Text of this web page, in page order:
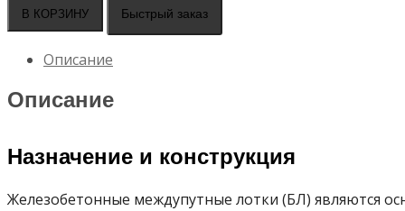
Междупутные
лотки
водоотводные
устройства
для
В КОРЗИНУ Быстрый заказ
Описание
Описание
Назначение и конструкция
Железобетонные междупутные лотки (БЛ) являются